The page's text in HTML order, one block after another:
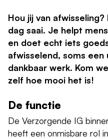
Hou jij van
dag saai. Je helpt
en doet echt iets
afwisselend, soms
dankbaar werk. Kom
zelf hoe mooi het is!
De functie
De Verzorgende IG
heeft een onmisbare rol